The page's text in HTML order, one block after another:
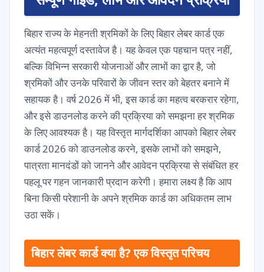
बिहार राज्य के मेहनती श्रमिकों के लिए बिहार लेबर कार्ड एक
अत्यंत महत्वपूर्ण दस्तावेज है। यह केवल एक पहचान पत्र नहीं,
बल्कि विभिन्न सरकारी योजनाओं और लाभों का द्वार है, जो
श्रमिकों और उनके परिवारों के जीवन स्तर को बेहतर बनाने में
सहायक है। वर्ष 2026 में भी, इस कार्ड का महत्व बरकरार रहेगा,
और इसे डाउनलोड करने की प्रक्रिया को समझना हर श्रमिक
के लिए आवश्यक है। यह विस्तृत मार्गदर्शिका आपको बिहार लेबर
कार्ड 2026 को डाउनलोड करने, इसके लाभों को समझने,
पात्रता मानदंडों को जानने और आवेदन प्रक्रिया से संबंधित हर
पहलू पर गहन जानकारी प्रदान करेगी। हमारा लक्ष्य है कि आप
बिना किसी परेशानी के अपने श्रमिक कार्ड का अधिकतम लाभ
उठा सकें।
बिहार लेबर कार्ड क्या है? एक विस्तृत परिचय